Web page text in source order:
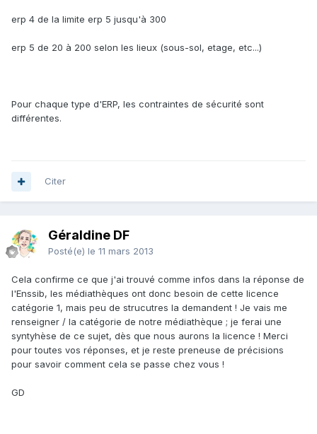
erp 4 de la limite erp 5 jusqu'à 300
erp 5 de 20 à 200 selon les lieux (sous-sol, etage, etc...)
Pour chaque type d'ERP, les contraintes de sécurité sont
différentes.
Citer
Géraldine DF
Posté(e) le 11 mars 2013
Cela confirme ce que j'ai trouvé comme infos dans la réponse de
l'Enssib, les médiathèques ont donc besoin de cette licence
catégorie 1, mais peu de strucutres la demandent ! Je vais me
renseigner / la catégorie de notre médiathèque ; je ferai une
syntyhèse de ce sujet, dès que nous aurons la licence ! Merci
pour toutes vos réponses, et je reste preneuse de précisions
pour savoir comment cela se passe chez vous !
GD